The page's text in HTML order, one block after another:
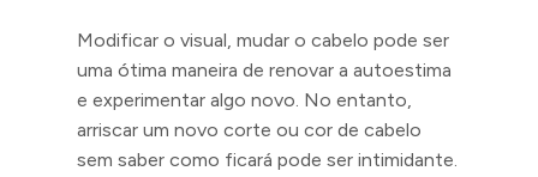
Modificar o visual, mudar o cabelo pode ser
uma ótima maneira de renovar a autoestima
e experimentar algo novo. No entanto,
arriscar um novo corte ou cor de cabelo
sem saber como ficará pode ser intimidante.